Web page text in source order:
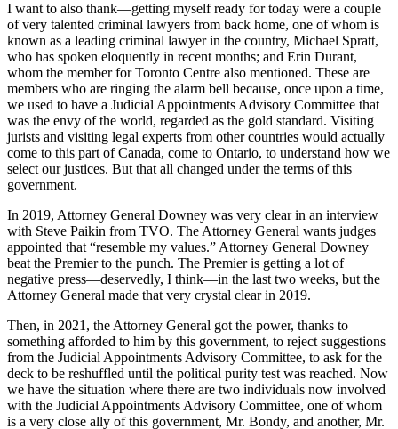
I want to also thank—getting myself ready for today were a couple
of very talented criminal lawyers from back home, one of whom is
known as a leading criminal lawyer in the country, Michael Spratt,
who has spoken eloquently in recent months; and Erin Durant,
whom the member for Toronto Centre also mentioned. These are
members who are ringing the alarm bell because, once upon a time,
we used to have a Judicial Appointments Advisory Committee that
was the envy of the world, regarded as the gold standard. Visiting
jurists and visiting legal experts from other countries would actually
come to this part of Canada, come to Ontario, to understand how we
select our justices. But that all changed under the terms of this
government.
In 2019, Attorney General Downey was very clear in an interview
with Steve Paikin from TVO. The Attorney General wants judges
appointed that “resemble my values.” Attorney General Downey
beat the Premier to the punch. The Premier is getting a lot of
negative press—deservedly, I think—in the last two weeks, but the
Attorney General made that very crystal clear in 2019.
Then, in 2021, the Attorney General got the power, thanks to
something afforded to him by this government, to reject suggestions
from the Judicial Appointments Advisory Committee, to ask for the
deck to be reshuffled until the political purity test was reached. Now
we have the situation where there are two individuals now involved
with the Judicial Appointments Advisory Committee, one of whom
is a very close ally of this government, Mr. Bondy, and another, Mr.